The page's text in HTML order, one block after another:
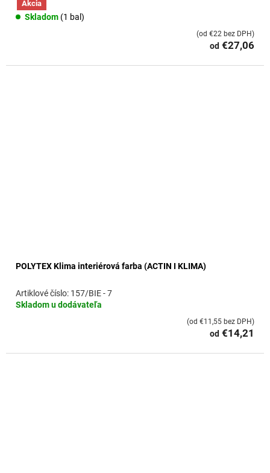
Akcia
Skladom (1 bal)
od €27,06
(od €22 bez DPH)
POLYTEX Klima interiérová farba (ACTIN I KLIMA)
Skladom u dodávateľa
157/BIE - 7
od €14,21
(od €11,55 bez DPH)